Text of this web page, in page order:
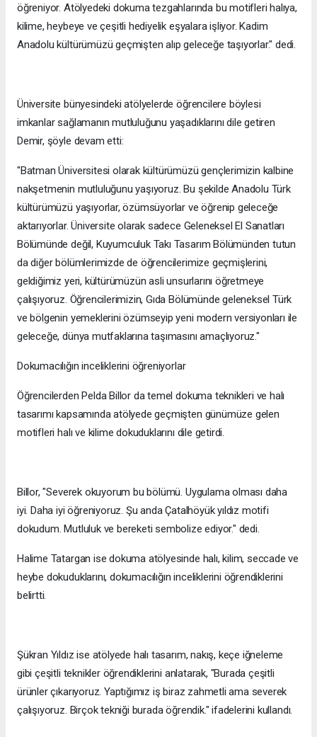
öğreniyor. Atölyedeki dokuma tezgahlarında bu motifleri halıya,
kilime, heybeye ve çeşitli hediyelik eşyalara işliyor. Kadim
Anadolu kültürümüzü geçmişten alıp geleceğe taşıyorlar." dedi.
Üniversite bünyesindeki atölyelerde öğrencilere böylesi
imkanlar sağlamanın mutluluğunu yaşadıklarını dile getiren
Demir, şöyle devam etti:
"Batman Üniversitesi olarak kültürümüzü gençlerimizin kalbine
nakşetmenin mutluluğunu yaşıyoruz. Bu şekilde Anadolu Türk
kültürümüzü yaşıyorlar, özümsüyorlar ve öğrenip geleceğe
aktarıyorlar. Üniversite olarak sadece Geleneksel El Sanatları
Bölümünde değil, Kuyumculuk Takı Tasarım Bölümünden tutun
da diğer bölümlerimizde de öğrencilerimize geçmişlerini,
geldiğimiz yeri, kültürümüzün asli unsurlarını öğretmeye
çalışıyoruz. Öğrencilerimizin, Gıda Bölümünde geleneksel Türk
ve bölgenin yemeklerini özümseyip yeni modern versiyonları ile
geleceğe, dünya mutfaklarına taşımasını amaçlıyoruz."
Dokumacılığın inceliklerini öğreniyorlar
Öğrencilerden Pelda Billor da temel dokuma teknikleri ve halı
tasarımı kapsamında atölyede geçmişten günümüze gelen
motifleri halı ve kilime dokuduklarını dile getirdi.
Billor, "Severek okuyorum bu bölümü. Uygulama olması daha
iyi. Daha iyi öğreniyoruz. Şu anda Çatalhöyük yıldız motifi
dokudum. Mutluluk ve bereketi sembolize ediyor." dedi.
Halime Tatargan ise dokuma atölyesinde halı, kilim, seccade ve
heybe dokuduklarını, dokumacılığın inceliklerini öğrendiklerini
belirtti.
Şükran Yıldız ise atölyede halı tasarım, nakış, keçe iğneleme
gibi çeşitli teknikler öğrendiklerini anlatarak, "Burada çeşitli
ürünler çıkarıyoruz. Yaptığımız iş biraz zahmetli ama severek
çalışıyoruz. Birçok tekniği burada öğrendik." ifadelerini kullandı.